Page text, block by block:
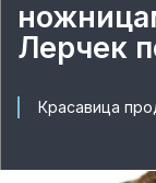
Лерчек
Красавица